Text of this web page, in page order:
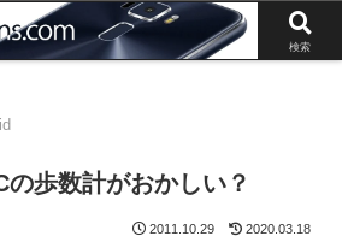
タブレットの最新情報や活用方法の紹介。
の歩数計がおかしい？
2011.10.29 2020.03.18
検索